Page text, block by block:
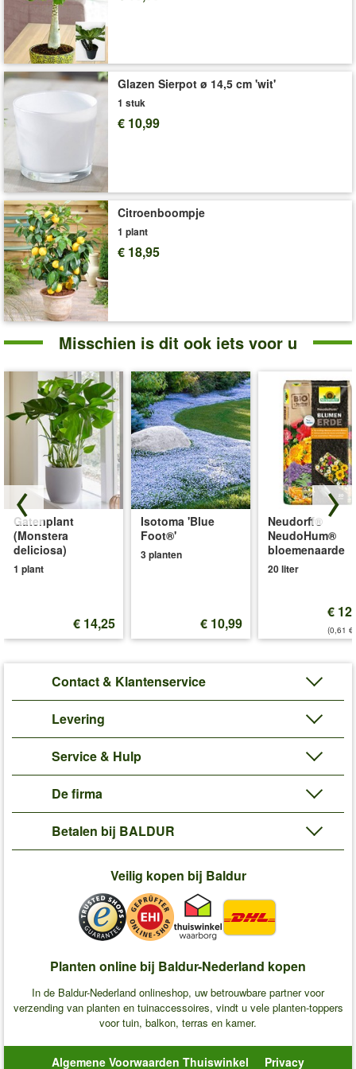
een energieplant en heeft zodoende een positieve uitstraling.
(Ficus binnendijkii Amstel King)
De levering volgt zonder sierpot!
De bijpassende bloempot vindt u hier >>
Groene planten hebben meststof nodig (bv.
werkt direct, versterkt de weerstand van de planten en
Als potgrond is voor de meeste groene planten een
hoogwaardige potgrond geschikt (bv
bevat alle voedingsstoffen die belangrijk zijn voor de
plantengroei.
Art.nr.:7757
Levering omvat:24 cm-pot, ca. 100-110 cm hoog
'Kamerplanten'
Plant- en Verzorgingstips
Glazen Sierpot ø 14,5 cm 'wit'
1 stuk
€ 10,99
Citroenboompje
1 plant
€ 18,95
Misschien is dit ook iets voor u
Gatenplant
(Monstera
deliciosa)
1 plant
€ 14,25
Isotoma 'Blue
Foot®'
3 planten
€ 10,99
Neudorff®
NeudoHum®
bloemenaarde
20 liter
€
(0,61
Contact & Klantenservice
Levering
Service & Hulp
De firma
Betalen bij BALDUR
Veilig kopen bij Baldur
Planten online bij Baldur-Nederland kopen
In de Baldur-Nederland onlineshop, uw betrouwbare partner voor
verzending van planten en tuinaccessoires, vindt u vele planten-toppers
voor tuin, balkon, terras en kamer.
Algemene Voorwaarden Thuiswinkel Privacy